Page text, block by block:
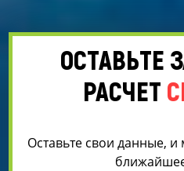
ОСТАВЬТЕ
РАСЧЕТ
Оставьте свои данные,